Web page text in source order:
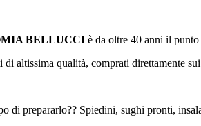
BELLUCCI è da oltre 40 anni il
altissima qualità, comprati direttamente
di prepararlo?? Spiedini, sughi pronti,